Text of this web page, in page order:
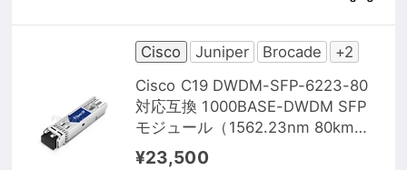
Cisco Juniper Brocade
+2
Cisco C19 DWDM-SFP-6223-80
対応互換 1000BASE-DWDM SFP
モジュール（1562.23nm 80km
DOM）
¥23,500